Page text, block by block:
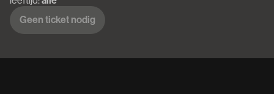
Geen ticket nodig